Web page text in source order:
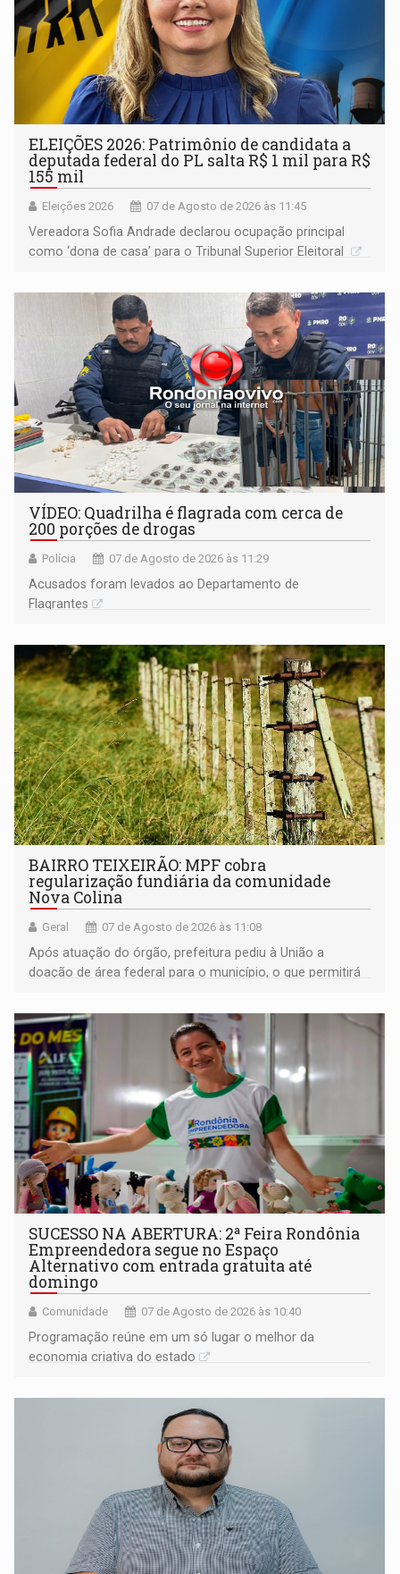
ELEIÇÕES 2026: Patrimônio de candidata a
deputada federal do PL salta R$ 1 mil para R$
155 mil
Eleições 2026 07 de Agosto de 2026 às 11:45
Vereadora Sofia Andrade declarou ocupação principal
como ‘dona de casa’ para o Tribunal Superior Eleitoral
VÍDEO: Quadrilha é flagrada com cerca de
200 porções de drogas
Polícia 07 de Agosto de 2026 às 11:29
Acusados foram levados ao Departamento de
Flagrantes
BAIRRO TEIXEIRÃO: MPF cobra
regularização fundiária da comunidade
Nova Colina
Geral 07 de Agosto de 2026 às 11:08
Após atuação do órgão, prefeitura pediu à União a
doação de área federal para o município, o que permitirá
SUCESSO NA ABERTURA: 2ª Feira Rondônia
Empreendedora segue no Espaço
Alternativo com entrada gratuita até
domingo
Comunidade 07 de Agosto de 2026 às 10:40
Programação reúne em um só lugar o melhor da
economia criativa do estado